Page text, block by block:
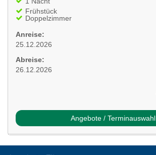
Frühstück
Doppelzimmer
Anreise:
25.12.2026
Abreise:
26.12.2026
Angebote / Terminauswahl